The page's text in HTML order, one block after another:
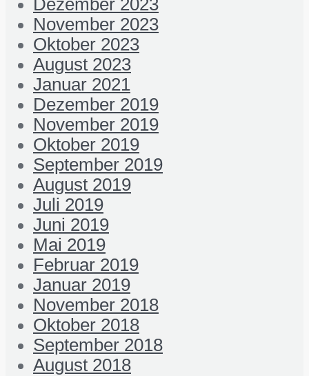
November 2023
Oktober 2023
August 2023
Januar 2021
Dezember 2019
November 2019
Oktober 2019
September 2019
August 2019
Juli 2019
Juni 2019
Mai 2019
Februar 2019
Januar 2019
November 2018
Oktober 2018
September 2018
August 2018